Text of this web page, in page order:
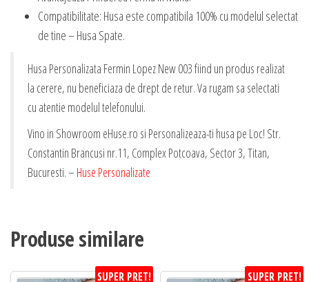
Compatibilitate: Husa este compatibila 100% cu modelul selectat
de tine – Husa Spate.
Husa Personalizata Fermin Lopez New 003 fiind un produs realizat
la cerere, nu beneficiaza de drept de retur. Va rugam sa selectati
cu atentie modelul telefonului.
Vino in Showroom eHuse.ro si Personalizeaza-ti husa pe Loc! Str.
Constantin Brancusi nr.11, Complex Potcoava, Sector 3, Titan,
Bucuresti. – Huse Personalizate
Produse similare
SUPER PRET! SUPER PRET!